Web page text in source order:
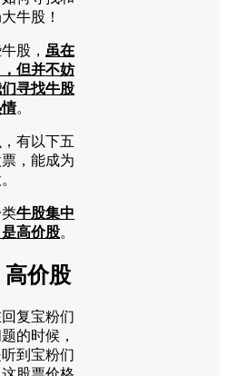
股， 虽在
，但并不妨
寻找牛股
。
有以下五
，能成为
牛股集中
高价股。
高价股
复宝粉们
的时候，
到宝粉们